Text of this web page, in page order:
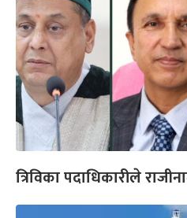
त्रिविका पदाधिकारीले